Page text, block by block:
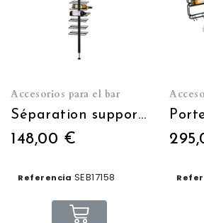
Accesorios para el bar
Séparation support bouteilles
148,00 €
Referencia SEB17158